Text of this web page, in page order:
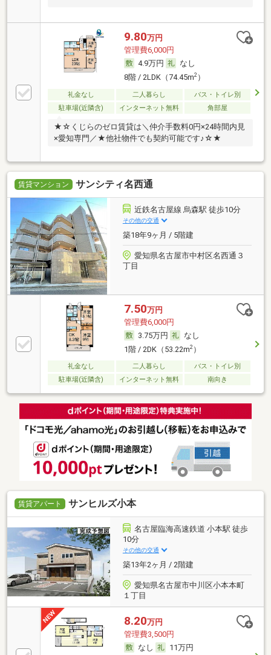
9.80万円
管理費6,000円
4.9万円
なし
8階 / 2LDK（74.45m2）
礼金なし 二人暮らし
バス・トイレ別
駐車場(近隣含)
インターネット無料 角部屋
★☆くじらのゼロ賃貸は＼仲介手数料0円×24時間内見
×愛知専門／★他社物件でも契約可能です♪☆★
賃貸マンション サンシティ名西通
近鉄名古屋線 烏森駅 徒歩10分
その他の交通
築18年9ヶ月 / 5階建
愛知県名古屋市中村区名西通３
丁目
7.50万円
管理費6,000円
3.75万円
なし
1階 / 2DK（53.22m2）
礼金なし 二人暮らし
バス・トイレ別
駐車場(近隣含)
インターネット無料 南向き
賃貸アパート サンヒルズ小本
名古屋臨海高速鉄道 小本駅 徒歩
10分
その他の交通
築13年2ヶ月 / 2階建
愛知県名古屋市中川区小本本町
１丁目
8.20万円
管理費3,500円
なし
11万円